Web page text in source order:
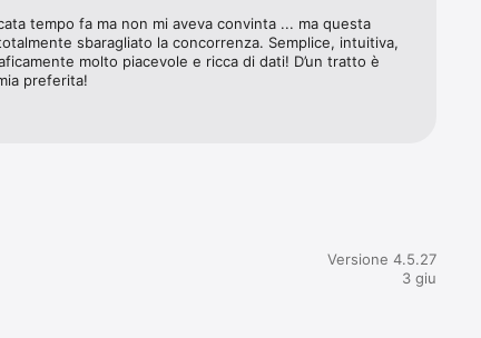
Attiva
tempo fa ma non mi aveva convinta ... ma questa
sbaragliato la concorrenza. Semplice, intuitiva,
molto piacevole e ricca di dati! D’un tratto è
preferita!
Versione 4.5.27
3 giu